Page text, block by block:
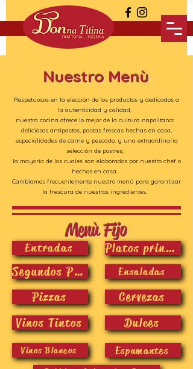
Nuestro Menù
Respetuosos en la elección de los productos y dedicados a
la autenticidad y calidad,
nuestra cocina ofrece lo mejor de la cultura napolitana:
deliciosos antipastos, pastas frescas hechas en casa,
especialidades de carne y pescado, y una extraordinaria
selección de postres,
la mayoría de los cuales son elaborados por nuestro chef o
hechos en casa.
Cambiamos frecuentemente nuestro menú para garantizar
la frescura de nuestros ingredientes.
Menù Fijo
Entradas
Segundos Platos
Pizzas
Vinos Tintos
Vinos Blancos
Platos principales
Ensaladas
Cervezas
Dulces
Espumantes